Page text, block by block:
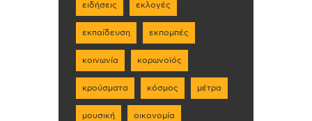
ειδήσεις εκλογές
εκπαίδευση εκπομπές
κοινωνία κορωνοϊός
κρούσματα κόσμος μέτρα
μουσική οικονομία